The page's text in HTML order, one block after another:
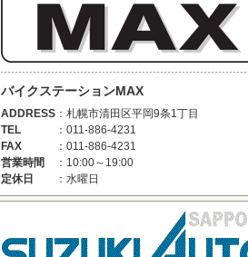
バイクステーションMAX
ADDRESS ： 札幌市清田区平岡9条1丁目
TEL
： 011-886-4231
FAX
： 011-886-4231
営業時間
： 10:00～19:00
定休日
： 水曜日